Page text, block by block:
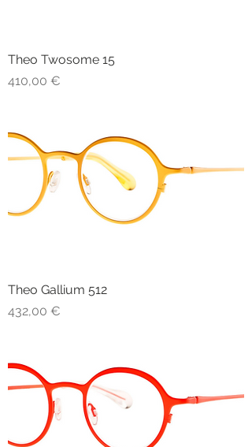
Theo Twosome 15
Prezzo
410,00 €
Theo Gallium 512
Prezzo
432,00 €